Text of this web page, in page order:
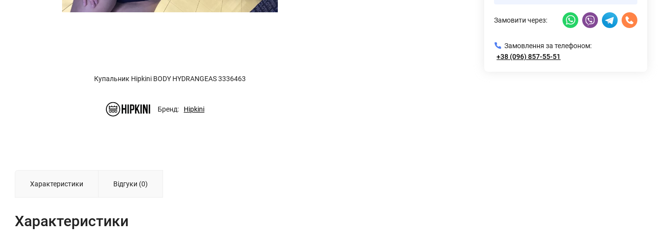
Купальник Hipkini BODY HYDRANGEAS 3336463
Бренд: Hipkini
Замовити через:
Замовлення за телефоном:
+38 (096) 857-55-51
Характеристики Відгуки (0)
Характеристики